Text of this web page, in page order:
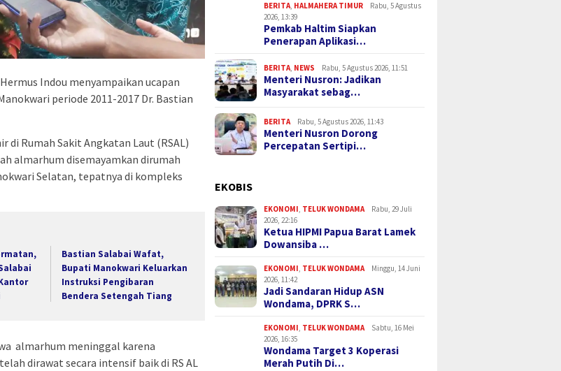
Indou menyampaikan ucapan
periode 2011-2017 Dr. Bastian
Rumah Sakit Angkatan Laut (RSAL)
almarhum disemayamkan dirumah
Selatan, tepatnya di kompleks
Bastian Salabai Wafat,
Bupati Manokwari Keluarkan
Instruksi Pengibaran
Bendera Setengah Tiang
almarhum meninggal karena
dirawat secara intensif baik di RS AL
BERITA, HALMAHERA TIMUR
Rabu, 5 Agustus
2026, 13:39
Pemkab Haltim Siapkan
Penerapan Aplikasi…
BERITA, NEWS Rabu, 5 Agustus 2026, 11:51
Menteri Nusron: Jadikan
Masyarakat sebag…
BERITA Rabu, 5 Agustus 2026, 11:43
Menteri Nusron Dorong
Percepatan Sertipi…
EKOBIS
EKONOMI, TELUK WONDAMA
Rabu, 29 Juli
2026, 22:16
Ketua HIPMI Papua Barat Lamek
Dowansiba …
EKONOMI, TELUK WONDAMA
Minggu, 14 Juni
2026, 11:42
Jadi Sandaran Hidup ASN
Wondama, DPRK S…
EKONOMI, TELUK WONDAMA
Sabtu, 16 Mei
2026, 16:35
Wondama Target 3 Koperasi
Merah Putih Di…